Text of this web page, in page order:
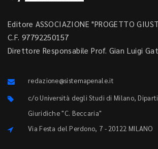
Editore ASSOCIAZIONE "PROGETTO
C.F. 97792250157
Direttore Responsabile Prof. Gian Luigi
redazione@sistemapenale.it
c/o Università degli Studi di Milano,
Giuridiche "C. Beccaria"
Via Festa del Perdono, 7 - 20122 MILANO